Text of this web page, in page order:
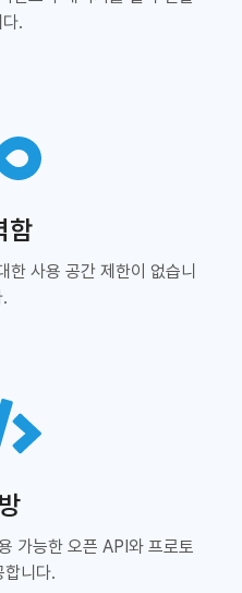
.
함
한 사용 공간 제한이 없습니
가능한 오픈 API와 프로토
합니다.